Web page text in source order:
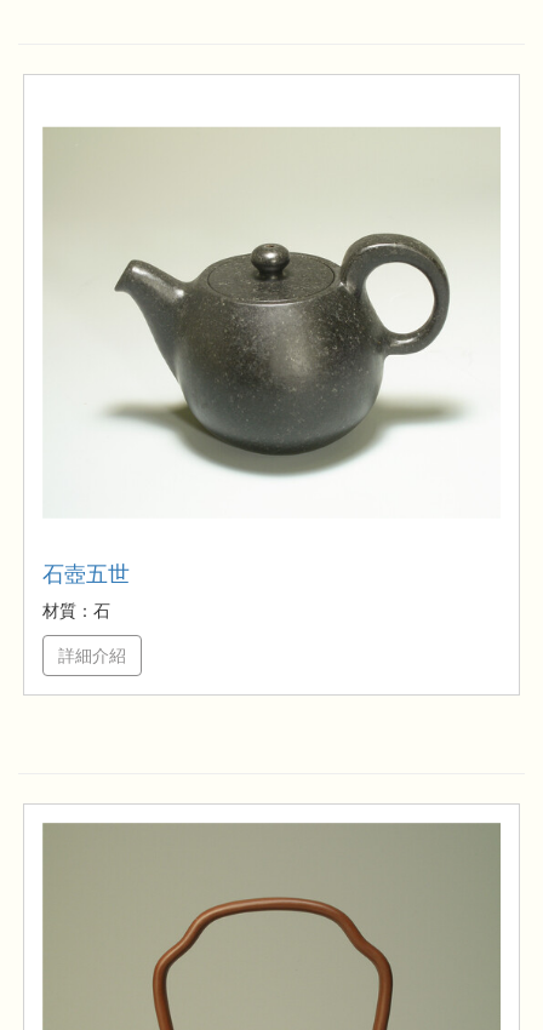
石壺五世
材質：石
詳細介紹